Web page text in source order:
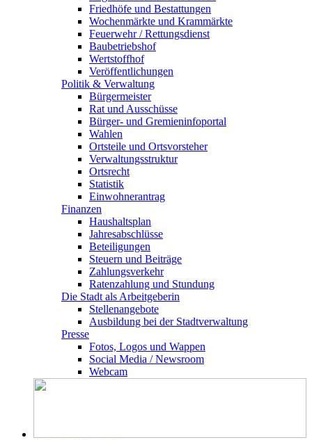
Friedhöfe und Bestattungen
Wochenmärkte und Krammärkte
Feuerwehr / Rettungsdienst
Baubetriebshof
Wertstoffhof
Veröffentlichungen
Politik & Verwaltung
Bürgermeister
Rat und Ausschüsse
Bürger- und Gremieninfoportal
Wahlen
Ortsteile und Ortsvorsteher
Verwaltungsstruktur
Ortsrecht
Statistik
Einwohnerantrag
Finanzen
Haushaltsplan
Jahresabschlüsse
Beteiligungen
Steuern und Beiträge
Zahlungsverkehr
Ratenzahlung und Stundung
Die Stadt als Arbeitgeberin
Stellenangebote
Ausbildung bei der Stadtverwaltung
Presse
Fotos, Logos und Wappen
Social Media / Newsroom
Webcam